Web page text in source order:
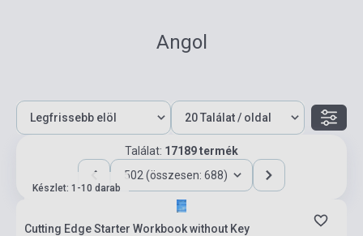
Angol
Találat: 17189 termék
502 (összesen: 688)
Készlet: 1-10 darab
Cutting Edge Starter Workbook without Key